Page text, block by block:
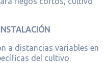
a distancias variables en
del cultivo.